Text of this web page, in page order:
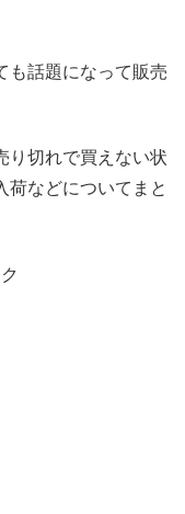
も話題になって販売
り切れで買えない状
荷などについてまと